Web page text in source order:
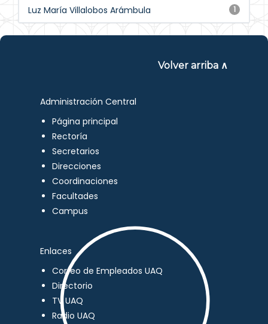
1
Luz María Villalobos Arámbula
Volver arriba ∧
Administración Central
Página principal
Rectoría
Secretarios
Direcciones
Coordinaciones
Facultades
Campus
Enlaces
Correo de Empleados UAQ
Directorio
TV UAQ
Radio UAQ